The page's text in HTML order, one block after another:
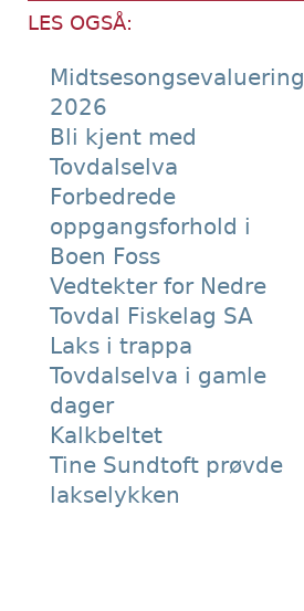
LES OGSÅ:
Midtsesongsevaluering
2026
Bli kjent med
Tovdalselva
Forbedrede
oppgangsforhold i
Boen Foss
Vedtekter for Nedre
Tovdal Fiskelag SA
Laks i trappa
Tovdalselva i gamle
dager
Kalkbeltet
Tine Sundtoft prøvde
lakselykken